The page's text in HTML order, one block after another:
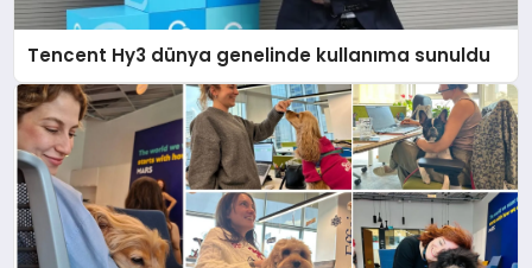
Tencent Hy3 dünya genelinde kullanıma sunuldu